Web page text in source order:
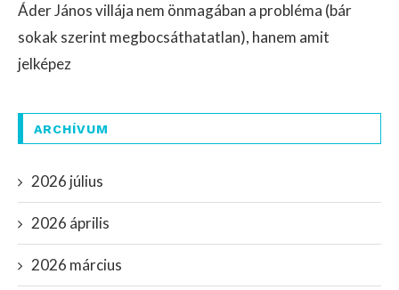
Áder János villája nem önmagában a probléma (bár
sokak szerint megbocsáthatatlan), hanem amit
jelképez
ARCHÍVUM
2026 július
2026 április
2026 március